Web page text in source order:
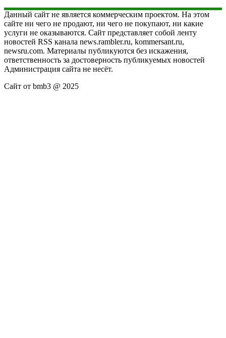
Данный сайт не является коммерческим проектом. На этом
сайте ни чего не продают, ни чего не покупают, ни какие
услуги не оказываются. Сайт представляет собой ленту
новостей RSS канала news.rambler.ru, kommersant.ru,
newsru.com. Материалы публикуются без искажения,
ответственность за достоверность публикуемых новостей
Администрация сайта не несёт.
Сайт от bmb3 @ 2025